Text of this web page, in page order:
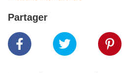
Partager